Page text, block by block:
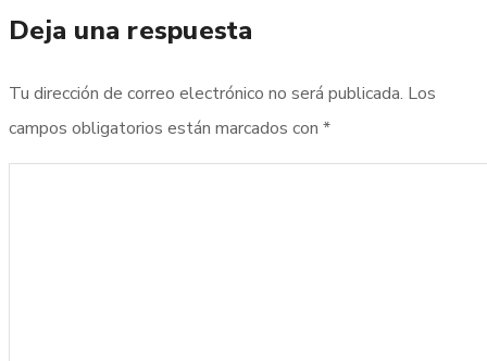
Deja una respuesta
Tu dirección de correo electrónico no será publicada. Los
campos obligatorios están marcados con *